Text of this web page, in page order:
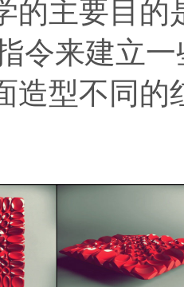
的主要目的
令来建立
造型不同的